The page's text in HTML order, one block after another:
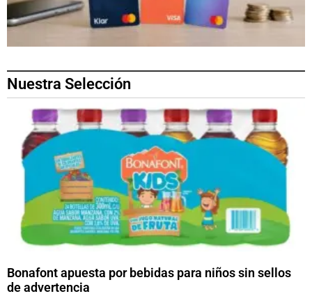
Nuestra Selección
Bonafont apuesta por bebidas para niños sin sellos
de advertencia